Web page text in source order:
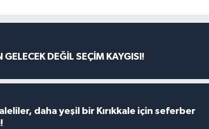
GELECEK DEĞİL SEÇİM KAYGISI!
daha yeşil bir Kırıkkale için seferber